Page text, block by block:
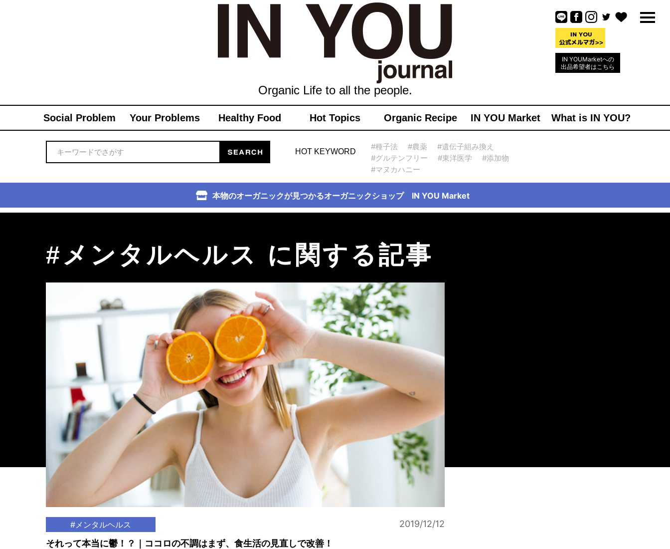
IN YOUMarketへの
出品希望者はこちら
Organic Life to all the people.
Social Problem Your Problems Healthy Food Hot Topics Organic Recipe IN YOU Market What is IN YOU?
HOT KEYWORD
#種子法 #農薬
#遺伝子組み換え
#グルテンフリー
#東洋医学
#添加物
#マヌカハニー
本物のオーガニックが見つかるオーガニックショップ IN YOU Market
#メンタルヘルス に関する記事
#メンタルヘルス 2019/12/12
それって本当に鬱！？｜ココロの不調はまず、食生活の見直しで改善！